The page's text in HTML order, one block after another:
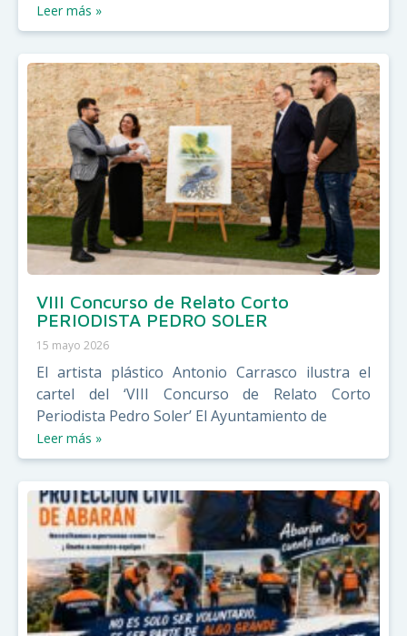
Leer más »
VIII Concurso de Relato Corto
PERIODISTA PEDRO SOLER
15 mayo 2026
El artista plástico Antonio Carrasco ilustra el
cartel del ‘VIII Concurso de Relato Corto
Periodista Pedro Soler’ El Ayuntamiento de
Leer más »